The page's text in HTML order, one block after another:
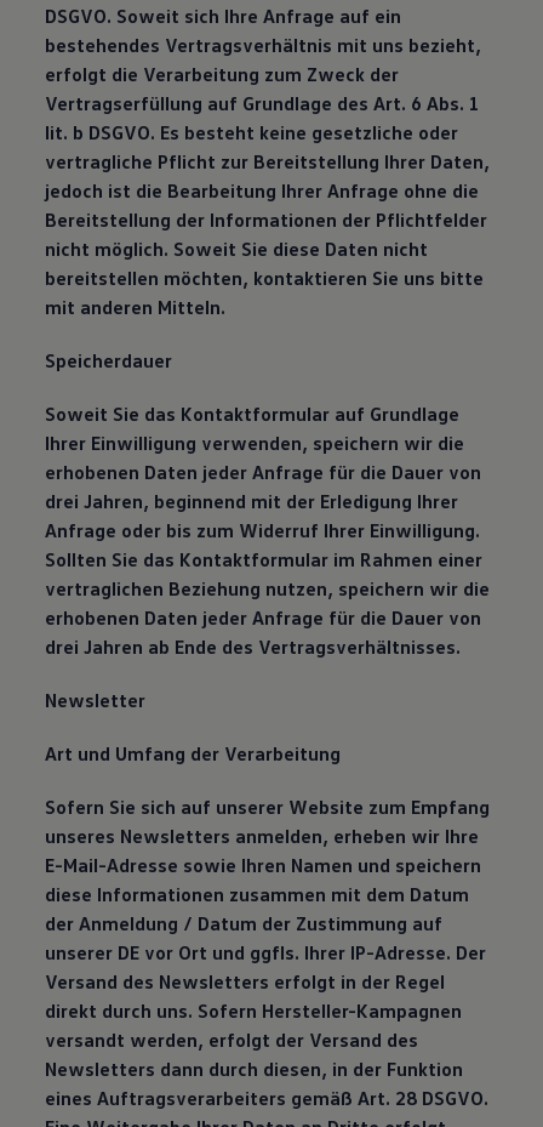
DSGVO. Soweit sich Ihre Anfrage auf ein
bestehendes Vertragsverhältnis mit uns bezieht,
erfolgt die Verarbeitung zum Zweck der
Vertragserfüllung auf Grundlage des Art. 6 Abs. 1
lit. b DSGVO. Es besteht keine gesetzliche oder
vertragliche Pflicht zur Bereitstellung Ihrer Daten,
jedoch ist die Bearbeitung Ihrer Anfrage ohne die
Bereitstellung der Informationen der Pflichtfelder
nicht möglich. Soweit Sie diese Daten nicht
bereitstellen möchten, kontaktieren Sie uns bitte
mit anderen Mitteln.
Speicherdauer
Soweit Sie das Kontaktformular auf Grundlage
Ihrer Einwilligung verwenden, speichern wir die
erhobenen Daten jeder Anfrage für die Dauer von
drei Jahren, beginnend mit der Erledigung Ihrer
Anfrage oder bis zum Widerruf Ihrer Einwilligung.
Sollten Sie das Kontaktformular im Rahmen einer
vertraglichen Beziehung nutzen, speichern wir die
erhobenen Daten jeder Anfrage für die Dauer von
drei Jahren ab Ende des Vertragsverhältnisses.
Newsletter
Art und Umfang der Verarbeitung
Sofern Sie sich auf unserer Website zum Empfang
unseres Newsletters anmelden, erheben wir Ihre
E-Mail-Adresse sowie Ihren Namen und speichern
diese Informationen zusammen mit dem Datum
der Anmeldung / Datum der Zustimmung auf
unserer DE vor Ort und ggfls. Ihrer IP-Adresse. Der
Versand des Newsletters erfolgt in der Regel
direkt durch uns. Sofern Hersteller-Kampagnen
versandt werden, erfolgt der Versand des
Newsletters dann durch diesen, in der Funktion
eines Auftragsverarbeiters gemäß Art. 28 DSGVO.